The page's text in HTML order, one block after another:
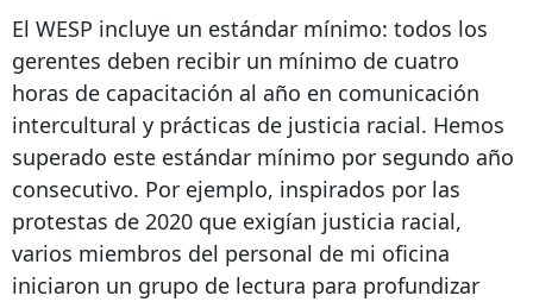
El WESP incluye un estándar mínimo: todos los
gerentes deben recibir un mínimo de cuatro
horas de capacitación al año en comunicación
intercultural y prácticas de justicia racial. Hemos
superado este estándar mínimo por segundo año
consecutivo. Por ejemplo, inspirados por las
protestas de 2020 que exigían justicia racial,
varios miembros del personal de mi oficina
iniciaron un grupo de lectura para profundizar